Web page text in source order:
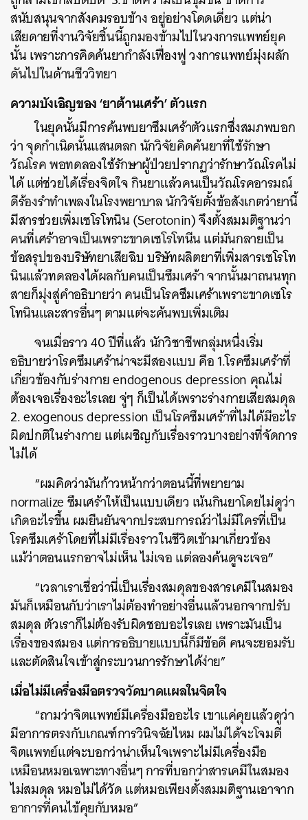
สนับสนุนจากสังคมรอบข้าง อยู่อย่างโดดเดี่ยว แต่น่า
เสียดายที่งานวิจัยชิ้นนี้ถูกมองข้ามไปในวงการแพทย์ยุค
นั้น เพราะการคิดค้นยากำลังเฟื่องฟู วงการแพทย์มุ่งผลัก
ดันไปในด้านชีววิทยา
ความบังเอิญของ ‘ยาต้านเศร้า’ ตัวแรก
ในยุคนั้นมีการค้นพบยาซึมเศร้าตัวแรกซึ่งสมภพบอก
ว่า จุดกำเนิดนั้นแสนตลก นักวิจัยคิดค้นยาที่ใช้รักษา
วัณโรค พอทดลองใช้รักษาผู้ป่วยปรากฏว่ารักษาวัณโรคไม่
ได้ แต่ช่วยได้เรื่องจิตใจ กินยาแล้วคนเป็นวัณโรคอารมณ์
ดีร้องรำทำเพลงในโรงพยาบาล นักวิจัยตั้งข้อสังเกตว่ายานี้
มีสารช่วยเพิ่มเซโรโทนิน (Serotonin) จึงตั้งสมมติฐานว่า
คนที่เศร้าอาจเป็นเพราะขาดเซโรโทนีน แต่มันกลายเป็น
ข้อสรุปของบริษัทยาเสียฉิบ บริษัทผลิตยาที่เพิ่มสารเซโรโท
นินแล้วทดลองได้ผลกับคนเป็นซึมเศร้า จากนั้นมาถนนทุก
สายก็มุ่งสู่คำอธิบายว่า คนเป็นโรคซึมเศร้าเพราะขาดเซโร
โทนินและสารอื่นๆ ตามแต่จะค้นพบเพิ่มเติม
จนเมื่อราว 40 ปีที่แล้ว นักวิชาชีพกลุ่มหนึ่งเริ่ม
อธิบายว่าโรคซึมเศร้าน่าจะมีสองแบบ คือ 1.โรคซึมเศร้าที่
เกี่ยวข้องกับร่างกาย endogenous depression คุณไม่
ต้องเจอเรื่องอะไรเลย จู่ๆ ก็เป็นได้เพราะร่างกายเสียสมดุล
2. exogenous depression เป็นโรคซึมเศร้าที่ไม่ได้มีอะไร
ผิดปกติในร่างกาย แต่เผชิญกับเรื่องราวบางอย่างที่จัดการ
ไม่ได้
“ผมคิดว่ามันก้าวหน้ากว่าตอนนี้ที่พยายาม
normalize ซึมเศร้าให้เป็นแบบเดียว เน้นกินยาโดยไม่ดูว่า
เกิดอะไรขึ้น ผมยืนยันจากประสบการณ์ว่าไม่มีใครที่เป็น
โรคซึมเศร้าโดยที่ไม่มีเรื่องราวในชีวิตเข้ามาเกี่ยวข้อง
แม้ว่าตอนแรกอาจไม่เห็น ไม่เจอ แต่ลองค้นดูจะเจอ”
“เวลาเราเชื่อว่านี่เป็นเรื่องสมดุลของสารเคมีในสมอง
มันก็เหมือนกับว่าเราไม่ต้องทำอย่างอื่นแล้วนอกจากปรับ
สมดุล ตัวเราก็ไม่ต้องรับผิดชอบอะไรเลย เพราะมันเป็น
เรื่องของสมอง แต่การอธิบายแบบนี้ก็มีข้อดี คนจะยอมรับ
และตัดสินใจเข้าสู่กระบวนการรักษาได้ง่าย”
เมื่อไม่มีเครื่องมือตรวจวัดบาดแผลในจิตใจ
“ถามว่าจิตแพทย์มีเครื่องมืออะไร เขาแค่คุยแล้วดูว่า
มีอาการตรงกับเกณฑ์การวินิจฉัยไหม ผมไม่ได้จะโจมตี
จิตแพทย์แต่จะบอกว่าน่าเห็นใจเพราะไม่มีเครื่องมือ
เหมือนหมอเฉพาะทางอื่นๆ การที่บอกว่าสารเคมีในสมอง
ไม่สมดุล หมอไม่ได้วัด แต่หมอเพียงตั้งสมมติฐานเอาจาก
อาการที่คนไข้คุยกับหมอ”